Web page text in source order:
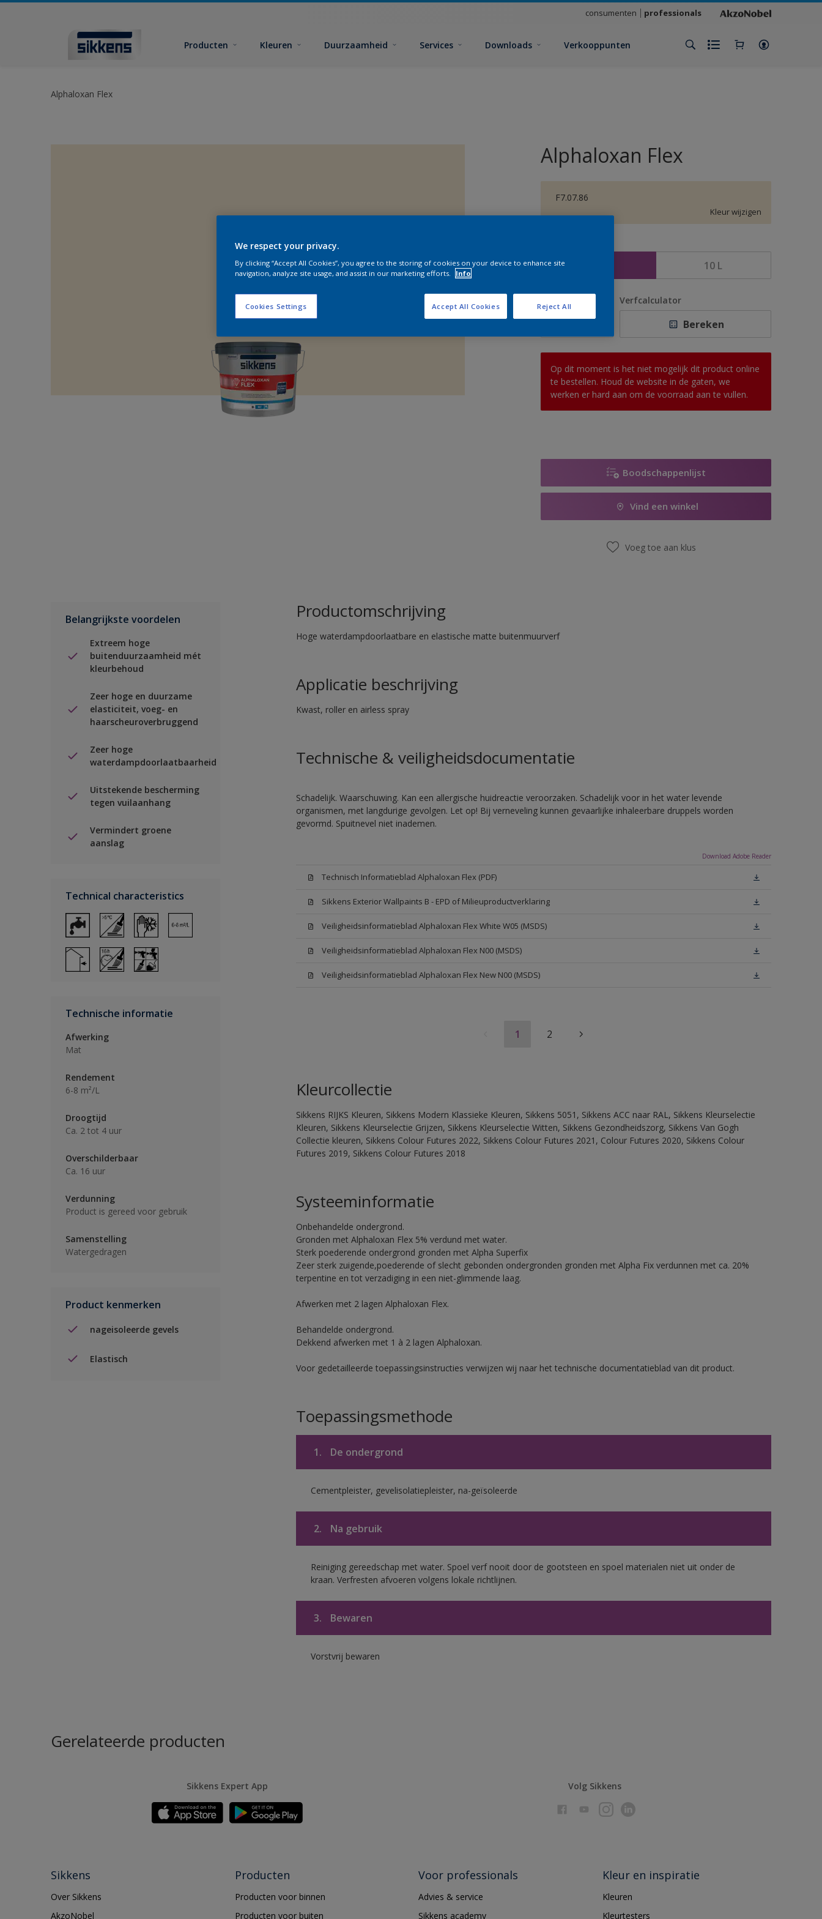
consumenten professionals
Producten Kleuren Duurzaamheid Services Downloads Verkooppunten
Alphaloxan Flex
Alphaloxan Flex
F7.07.86
Kleur wijzigen
10 L
Verfcalculator
Bereken
Op dit moment is het niet mogelijk dit product online
te bestellen. Houd de website in de gaten, we
werken er hard aan om de voorraad aan te vullen.
Boodschappenlijst
Vind een winkel
Voeg toe aan klus
Belangrijkste voordelen
Extreem hoge
buitenduurzaamheid mét
kleurbehoud
Zeer hoge en duurzame
elasticiteit, voeg- en
haarscheuroverbruggend
Zeer hoge
waterdampdoorlaatbaarheid
Uitstekende bescherming
tegen vuilaanhang
Vermindert groene
aanslag
Technical characteristics
Technische informatie
Afwerking
Mat
Rendement
6-8 m²/L
Droogtijd
Ca. 2 tot 4 uur
Overschilderbaar
Ca. 16 uur
Verdunning
Product is gereed voor gebruik
Samenstelling
Watergedragen
Product kenmerken
nageisoleerde gevels
Elastisch
Productomschrijving
Hoge waterdampdoorlaatbare en elastische matte buitenmuurverf
Applicatie beschrijving
Kwast, roller en airless spray
Technische & veiligheidsdocumentatie
Schadelijk. Waarschuwing. Kan een allergische huidreactie veroorzaken. Schadelijk voor in het water levende
organismen, met langdurige gevolgen. Let op! Bij verneveling kunnen gevaarlijke inhaleerbare druppels worden
gevormd. Spuitnevel niet inademen.
Download Adobe Reader
Technisch Informatieblad Alphaloxan Flex (PDF)
Sikkens Exterior Wallpaints B - EPD of Milieuproductverklaring
Veiligheidsinformatieblad Alphaloxan Flex White W05 (MSDS)
Veiligheidsinformatieblad Alphaloxan Flex N00 (MSDS)
Veiligheidsinformatieblad Alphaloxan Flex New N00 (MSDS)
1 2
Kleurcollectie
Sikkens RIJKS Kleuren, Sikkens Modern Klassieke Kleuren, Sikkens 5051, Sikkens ACC naar RAL, Sikkens Kleurselectie
Kleuren, Sikkens Kleurselectie Grijzen, Sikkens Kleurselectie Witten, Sikkens Gezondheidszorg, Sikkens Van Gogh
Collectie kleuren, Sikkens Colour Futures 2022, Sikkens Colour Futures 2021, Colour Futures 2020, Sikkens Colour
Futures 2019, Sikkens Colour Futures 2018
Systeeminformatie
Onbehandelde ondergrond.
Gronden met Alphaloxan Flex 5% verdund met water.
Sterk poederende ondergrond gronden met Alpha Superfix
Zeer sterk zuigende,poederende of slecht gebonden ondergronden gronden met Alpha Fix verdunnen met ca. 20%
terpentine en tot verzadiging in een niet-glimmende laag.
Afwerken met 2 lagen Alphaloxan Flex.
Behandelde ondergrond.
Dekkend afwerken met 1 à 2 lagen Alphaloxan.
Voor gedetailleerde toepassingsinstructies verwijzen wij naar het technische documentatieblad van dit product.
Toepassingsmethode
1. De ondergrond
Cementpleister, gevelisolatiepleister, na-geïsoleerde
2. Na gebruik
Reiniging gereedschap met water. Spoel verf nooit door de gootsteen en spoel materialen niet uit onder de
kraan. Verfresten afvoeren volgens lokale richtlijnen.
3. Bewaren
Vorstvrij bewaren
Gerelateerde producten
Sikkens Expert App Volg Sikkens
Sikkens
Over Sikkens
AkzoNobel
Producten
Producten voor binnen
Producten voor buiten
Voor professionals
Advies & service
Sikkens academy
Kleur en inspiratie
Kleuren
Kleurtesters
We respect your privacy.
By clicking “Accept All Cookies”, you agree to the storing of cookies on your device to enhance site
navigation, analyze site usage, and assist in our marketing efforts.
Info
Cookies Settings Reject All
Accept All Cookies